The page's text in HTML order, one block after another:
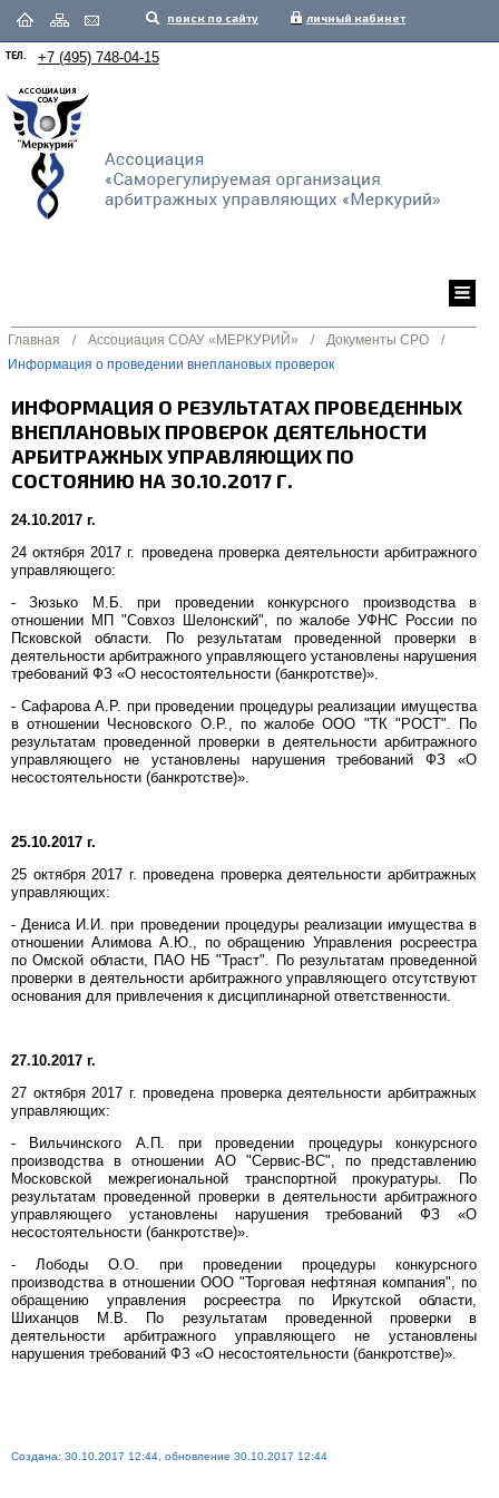
поиск по сайту личный кабинет
ТЕЛ. +7 (495) 748-04-15
Главная / Ассоциация СОАУ «МЕРКУРИЙ» / Документы СРО
/
Информация о проведении внеплановых проверок
ИНФОРМАЦИЯ О РЕЗУЛЬТАТАХ ПРОВЕДЕННЫХ
ВНЕПЛАНОВЫХ ПРОВЕРОК ДЕЯТЕЛЬНОСТИ
АРБИТРАЖНЫХ УПРАВЛЯЮЩИХ ПО
СОСТОЯНИЮ НА 30.10.2017 Г.
24.10.2017 г.
24 октября 2017 г. проведена проверка деятельности арбитражного
управляющего:
- Зюзько М.Б. при проведении конкурсного производства в
отношении МП "Совхоз Шелонский", по жалобе УФНС России по
Псковской области. По результатам проведенной проверки в
деятельности арбитражного управляющего установлены нарушения
требований ФЗ «О несостоятельности (банкротстве)».
- Сафарова А.Р. при проведении процедуры реализации имущества
в отношении Чесновского О.Р., по жалобе ООО "ТК "РОСТ". По
результатам проведенной проверки в деятельности арбитражного
управляющего не установлены нарушения требований ФЗ «О
несостоятельности (банкротстве)».
25.10.2017 г.
25 октября 2017 г. проведена проверка деятельности арбитражных
управляющих:
- Дениса И.И. при проведении процедуры реализации имущества в
отношении Алимова А.Ю., по обращению Управления росреестра
по Омской области, ПАО НБ "Траст". По результатам проведенной
проверки в деятельности арбитражного управляющего отсутствуют
основания для привлечения к дисциплинарной ответственности.
27.10.2017 г.
27 октября 2017 г. проведена проверка деятельности арбитражных
управляющих:
- Вильчинского А.П. при проведении процедуры конкурсного
производства в отношении АО "Сервис-ВС", по представлению
Московской межрегиональной транспортной прокуратуры. По
результатам проведенной проверки в деятельности арбитражного
управляющего установлены нарушения требований ФЗ «О
несостоятельности (банкротстве)».
- Лободы О.О. при проведении процедуры конкурсного
производства в отношении ООО "Торговая нефтяная компания", по
обращению управления росреестра по Иркутской области,
Шиханцов М.В. По результатам проведенной проверки в
деятельности арбитражного управляющего не установлены
нарушения требований ФЗ «О несостоятельности (банкротстве)».
Создана: 30.10.2017 12:44, обновление 30.10.2017 12:44